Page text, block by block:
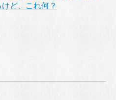
ど、これ何？